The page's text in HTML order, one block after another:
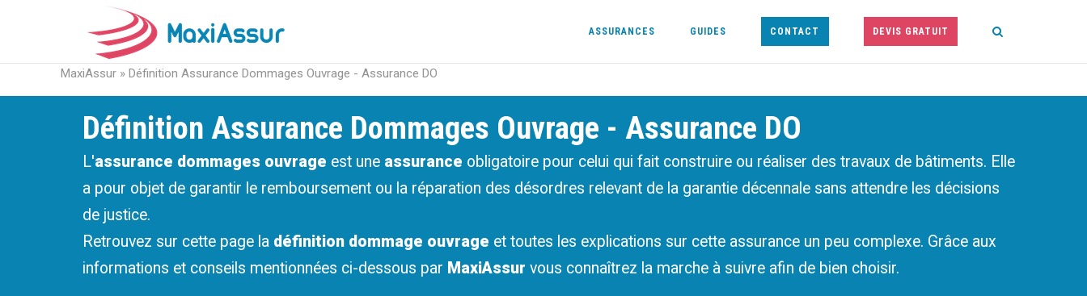
ASSURANCES GUIDES CONTACT DEVIS GRATUIT
MaxiAssur » Définition Assurance Dommages Ouvrage - Assurance DO
Définition Assurance Dommages Ouvrage - Assurance DO
L'assurance dommages ouvrage est une assurance obligatoire pour celui qui fait construire ou réaliser des travaux de bâtiments. Elle
a pour objet de garantir le remboursement ou la réparation des désordres relevant de la garantie décennale sans attendre les décisions
de justice.
Retrouvez sur cette page la définition dommage ouvrage et toutes les explications sur cette assurance un peu complexe. Grâce aux
informations et conseils mentionnées ci-dessous par MaxiAssur vous connaîtrez la marche à suivre afin de bien choisir.